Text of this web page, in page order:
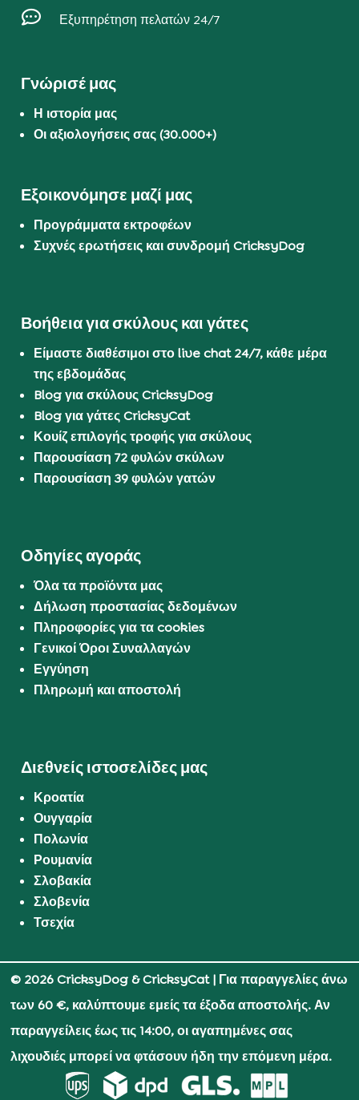
 Εξυπηρέτηση πελατών 24/7
Γνώρισέ μας
Η ιστορία μας
Οι αξιολογήσεις σας (30.000+)
Εξοικονόμησε μαζί μας
Προγράμματα εκτροφέων
Συχνές ερωτήσεις και συνδρομή CricksyDog
Βοήθεια για σκύλους και γάτες
Είμαστε διαθέσιμοι στο live chat 24/7, κάθε μέρα
της εβδομάδας
Blog για σκύλους CricksyDog
Blog για γάτες CricksyCat
Κουίζ επιλογής τροφής για σκύλους
Παρουσίαση 72 φυλών σκύλων
Παρουσίαση 39 φυλών γατών
Οδηγίες αγοράς
Όλα τα προϊόντα μας
Δήλωση προστασίας δεδομένων
Πληροφορίες για τα cookies
Γενικοί Όροι Συναλλαγών
Εγγύηση
Πληρωμή και αποστολή
Διεθνείς ιστοσελίδες μας
Κροατία
Ουγγαρία
Πολωνία
Ρουμανία
Σλοβακία
Σλοβενία
Τσεχία
© 2026 CricksyDog & CricksyCat| Για παραγγελίες άνω
των 60 €, καλύπτουμε εμείς τα έξοδα αποστολής. Αν
παραγγείλεις έως τις 14:00, οι αγαπημένες σας
λιχουδιές μπορεί να φτάσουν ήδη την επόμενη μέρα.